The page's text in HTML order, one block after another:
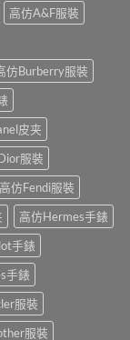
高仿A&F服裝
仿Burberry服裝
皮夹
服裝
高仿Fendi服裝
高仿Hermes手錶
手錶
手錶
服裝
服裝